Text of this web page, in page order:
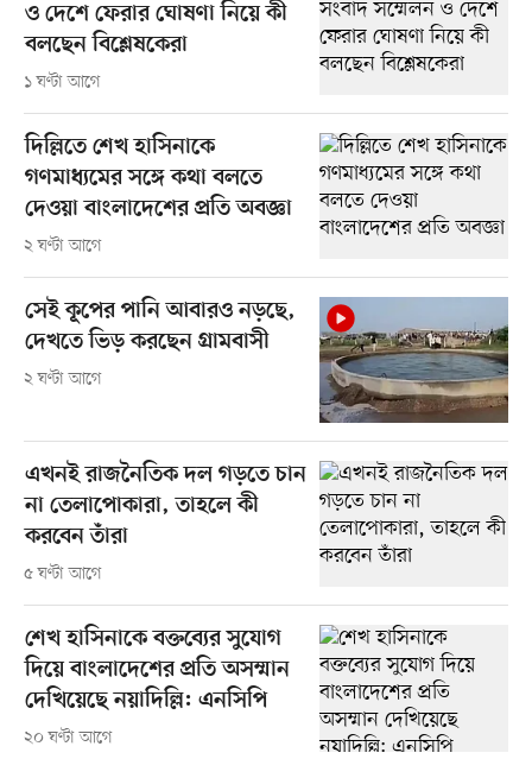
ও দেশে ফেরার ঘোষণা নিয়ে কী
বলছেন বিশ্লেষকেরা
১ ঘণ্টা আগে
দিল্লিতে শেখ হাসিনাকে
গণমাধ্যমের সঙ্গে কথা বলতে
দেওয়া বাংলাদেশের প্রতি অবজ্ঞা
২ ঘণ্টা আগে
সেই কূপের পানি আবারও নড়ছে,
দেখতে ভিড় করছেন গ্রামবাসী
২ ঘণ্টা আগে
এখনই রাজনৈতিক দল গড়তে চান
না তেলাপোকারা, তাহলে কী
করবেন তাঁরা
৫ ঘণ্টা আগে
শেখ হাসিনাকে বক্তব্যের সুযোগ
দিয়ে বাংলাদেশের প্রতি অসম্মান
দেখিয়েছে নয়াদিল্লি: এনসিপি
২০ ঘণ্টা আগে